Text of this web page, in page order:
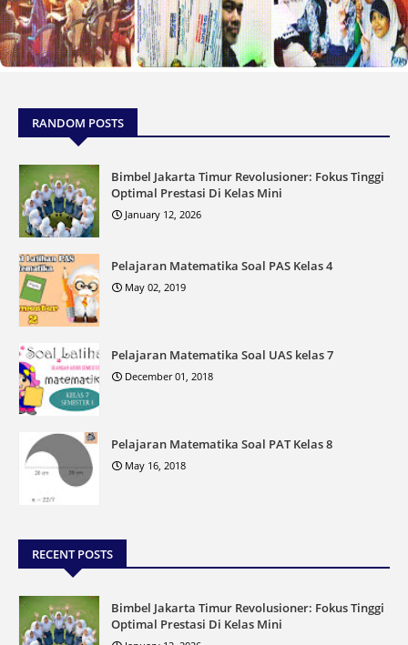
RANDOM POSTS
Bimbel Jakarta Timur Revolusioner: Fokus Tinggi
Optimal Prestasi Di Kelas Mini
January 12, 2026
Pelajaran Matematika Soal PAS Kelas 4
May 02, 2019
Pelajaran Matematika Soal UAS kelas 7
December 01, 2018
Pelajaran Matematika Soal PAT Kelas 8
May 16, 2018
RECENT POSTS
Bimbel Jakarta Timur Revolusioner: Fokus Tinggi
Optimal Prestasi Di Kelas Mini